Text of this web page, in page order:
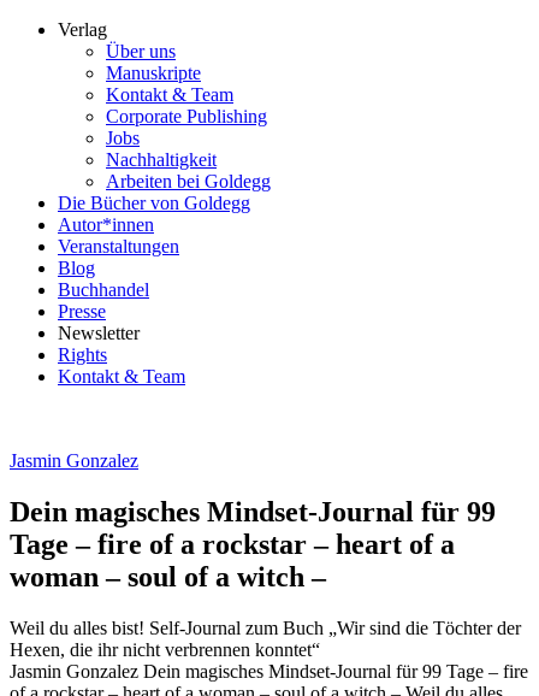
Verlag
Über uns
Manuskripte
Kontakt & Team
Corporate Publishing
Jobs
Nachhaltigkeit
Arbeiten bei Goldegg
Die Bücher von Goldegg
Autor*innen
Veranstaltungen
Blog
Buchhandel
Presse
Newsletter
Rights
Kontakt & Team
Jasmin Gonzalez
Dein magisches Mindset-Journal für 99
Tage – fire of a rockstar – heart of a
woman – soul of a witch –
Weil du alles bist! Self-Journal zum Buch „Wir sind die Töchter der
Hexen, die ihr nicht verbrennen konntet“
Beschreibung
Jasmin Gonzalez Dein magisches Mindset-Journal für 99 Tage – fire